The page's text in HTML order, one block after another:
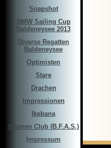
Snapshot
BMW Sailing Cup
Baldeneysee 2013
Diverse Regatten
Baldeneysee
Optimisten
Stare
Drachen
Impressionen
Ikebana
Blumen Club (B.F.A.S.)
Impressum